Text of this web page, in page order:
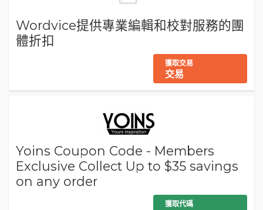
Wordvice提供專業編輯和校對服務的團
體折扣
獲取交易
交易
Yoins Coupon Code - Members
Exclusive Collect Up to $35 savings
on any order
獲取代碼